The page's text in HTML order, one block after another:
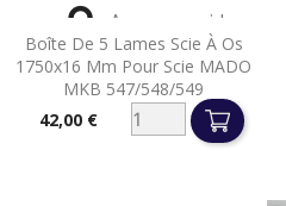
Boîte De 5 Lames Scie À Os
1750x16 Mm Pour Scie MADO
MKB 547/548/549
42,00 €
 Aperçu rapide